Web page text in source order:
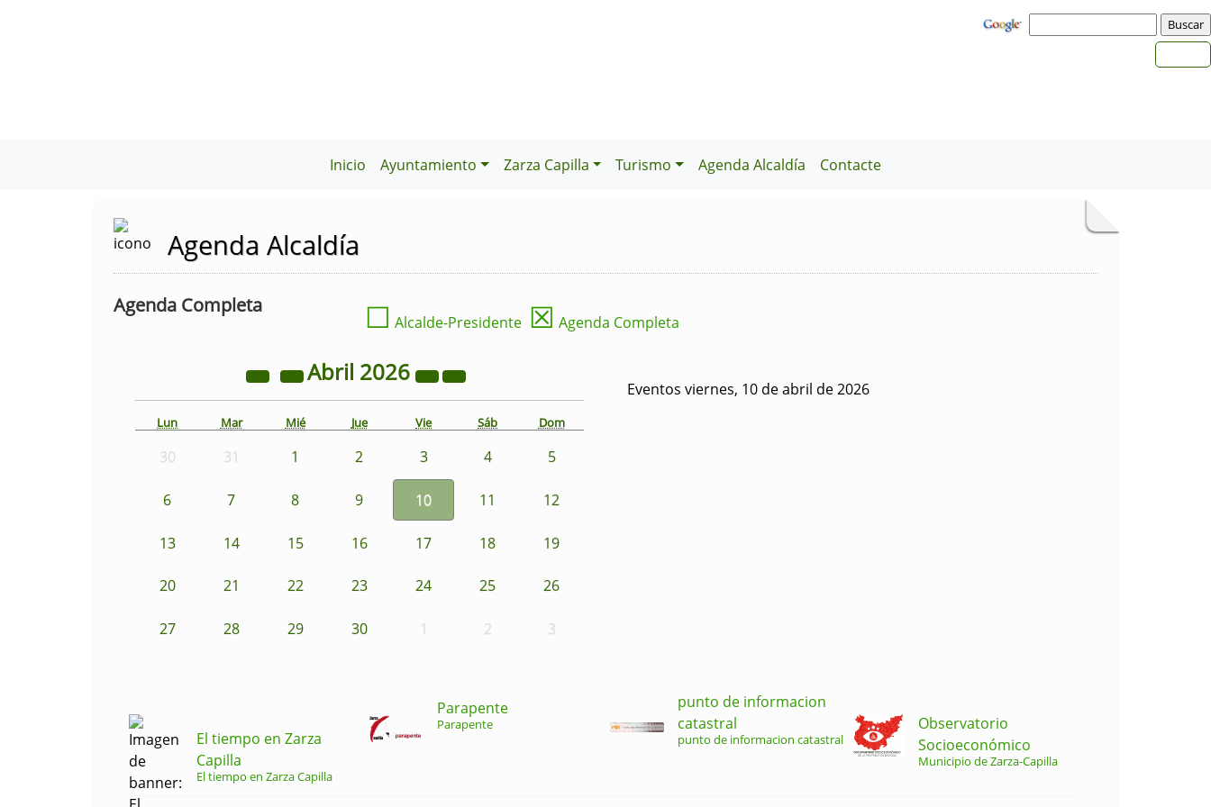
Inicio Ayuntamiento Zarza Capilla Turismo Agenda Alcaldía Contacte
Agenda Alcaldía
Agenda Completa ☐ Alcalde-Presidente ☒ Agenda Completa
Abril 2026
Lun Mar Mié Jue Vie Sáb Dom
30 31 1 2 3 4 5
6 7 8 9 10 11 12
13 14 15 16 17 18 19
20 21 22 23 24 25 26
27 28 29 30 1 2 3
Eventos viernes, 10 de abril de 2026
El tiempo en Zarza
Capilla
El tiempo en Zarza Capilla
Parapente
Parapente
punto de informacion
catastral
punto de informacion catastral
Observatorio
Socioeconómico
Municipio de Zarza-Capilla